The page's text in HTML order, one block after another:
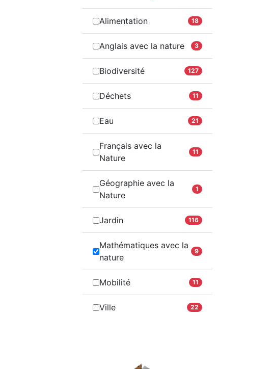
Alimentation 18
Anglais avec la nature 3
Biodiversité 127
Déchets 11
Eau 21
Français avec la
Nature
11
Géographie avec la
Nature
1
Jardin 116
Mathématiques avec la
nature
9
Mobilité 11
Ville 22